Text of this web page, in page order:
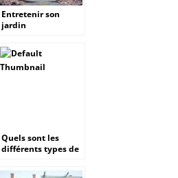
Entretenir son
jardin
Quels sont les
différents types de
jardin ?